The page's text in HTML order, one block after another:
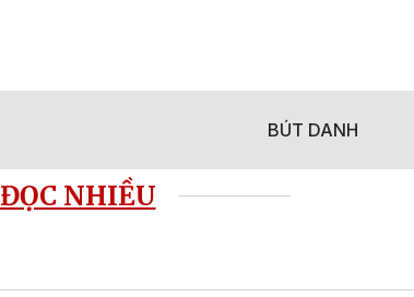
BÚT DANH
ĐỌC NHIỀU